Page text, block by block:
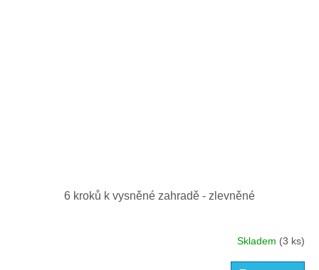
6 kroků k vysněné zahradě - zlevněné
Skladem (3 ks)